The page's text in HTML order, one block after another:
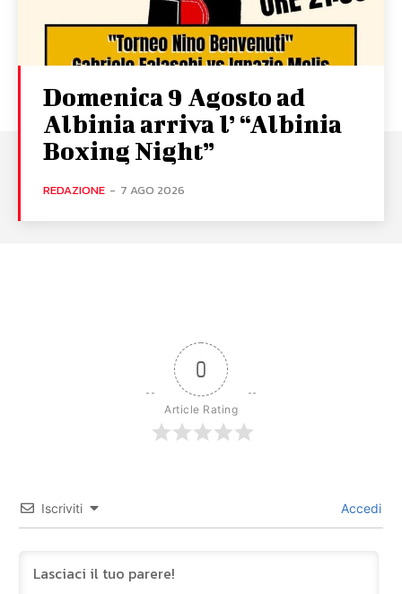
Domenica 9 Agosto ad
Albinia arriva l’ “Albinia
Boxing Night”
REDAZIONE - 7 AGO 2026
0
Article Rating
Iscriviti Accedi